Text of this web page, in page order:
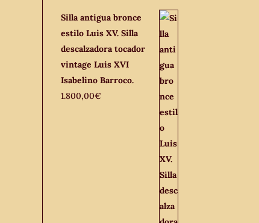
Silla antigua bronce
estilo Luis XV. Silla
descalzadora tocador
vintage Luis XVI
Isabelino Barroco.
1.800,00€